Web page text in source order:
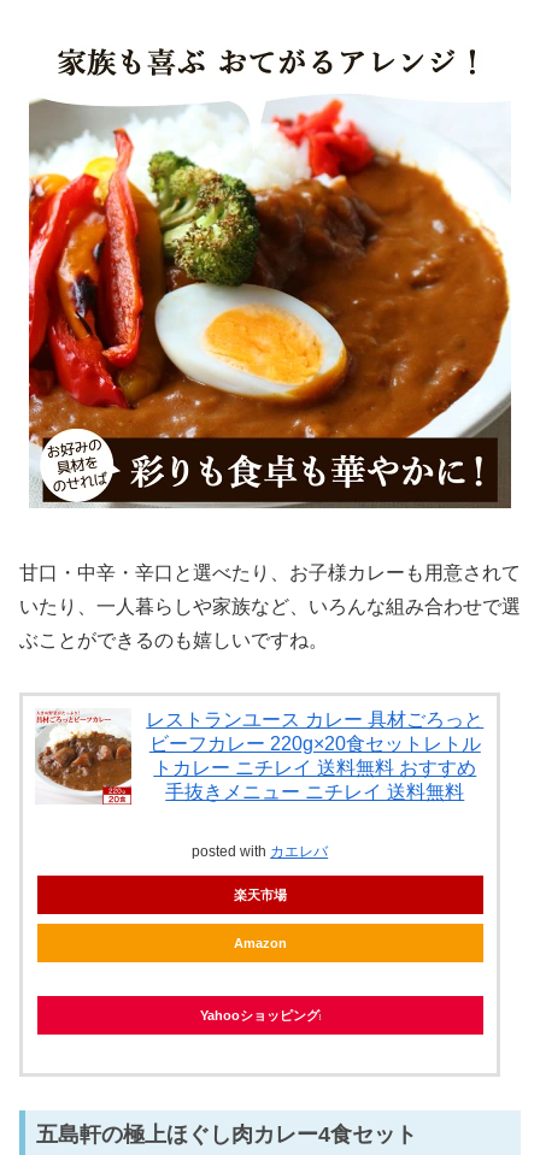
甘口・中辛・辛口と選べたり、お子様カレーも用意されて
いたり、一人暮らしや家族など、いろんな組み合わせで選
ぶことができるのも嬉しいですね。
レストランユース カレー 具材ごろっと
ビーフカレー 220g×20食セットレトル
トカレー ニチレイ 送料無料 おすすめ
手抜きメニュー ニチレイ 送料無料
posted with カエレバ
楽天市場
Amazon
Yahooショッピング
五島軒の極上ほぐし肉カレー4食セット